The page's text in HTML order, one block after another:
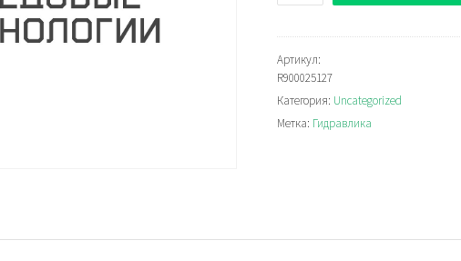
Rexroth
R900025127
Артикул:
R900025127
Категория: Uncategorized
Метка: Гидравлика